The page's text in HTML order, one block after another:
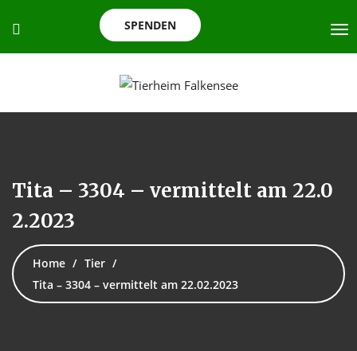
SPENDEN
Tita – 3304 – vermittelt am 22.0
2.2023
Home
Tier
Tita – 3304 – vermittelt am 22.02.2023